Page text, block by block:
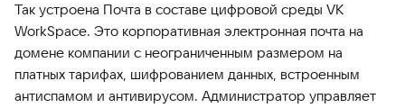
Так устроена Почта в составе цифровой среды VK
WorkSpace. Это корпоративная электронная почта на
домене компании с неограниченным размером на
платных тарифах, шифрованием данных, встроенным
антиспамом и антивирусом. Администратор управляет